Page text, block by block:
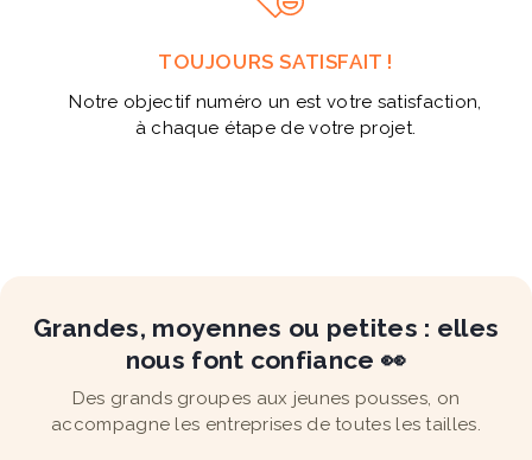
TOUJOURS SATISFAIT !
Notre objectif numéro un est votre satisfaction,
à chaque étape de votre projet.
Grandes, moyennes ou petites : elles
nous font confiance 👀
Des grands groupes aux jeunes pousses, on
accompagne les entreprises de toutes les tailles.